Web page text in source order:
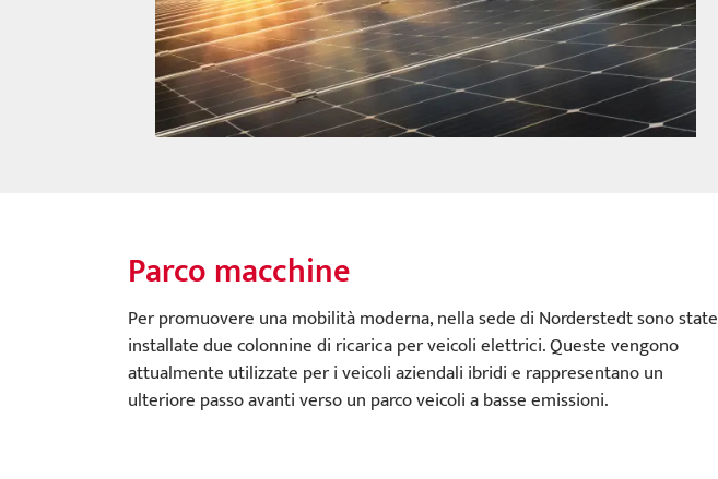
Parco macchine
Per promuovere una mobilità moderna, nella sede di Norderstedt sono state
installate due colonnine di ricarica per veicoli elettrici. Queste vengono
attualmente utilizzate per i veicoli aziendali ibridi e rappresentano un
ulteriore passo avanti verso un parco veicoli a basse emissioni.